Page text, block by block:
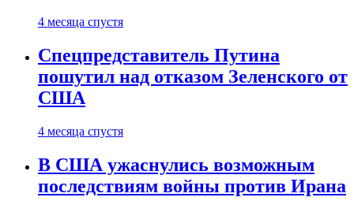
4 месяца спустя
Спецпредставитель Путина
пошутил над отказом Зеленского от
США
4 месяца спустя
В США ужаснулись возможным
последствиям войны против Ирана